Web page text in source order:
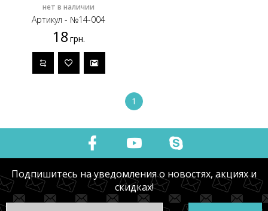
нет в наличии
Артикул - №14-004
18 грн.
1
Подпишитесь на уведомления о новостях, акциях и
скидках!